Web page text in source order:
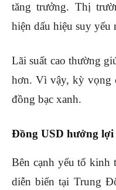
tăng trưởng. Thị
hiện dấu hiệu suy yếu
Lãi suất cao thường
hơn. Vì vậy, kỳ vọng
đồng bạc xanh.
Đồng USD hưởng
Bên cạnh yếu tố kinh
diễn biến tại Trung